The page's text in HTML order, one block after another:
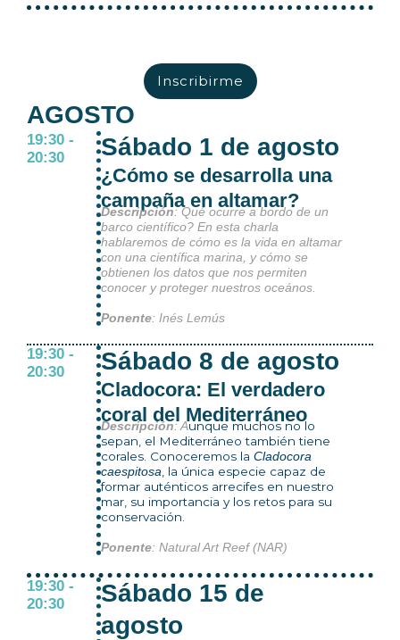
Inscribirme
AGOSTO
19:30 -
20:30
Sábado 1 de agosto
¿Cómo se desarrolla una
campaña en altamar?
Descripción : Qué ocurre a bordo de un
barco científico? En esta charla
hablaremos de cómo es la vida en altamar
con una científica marina, y cómo se
obtienen los datos que nos permiten
conocer y proteger nuestros oceános.
Ponente: Inés Lemús
19:30 -
20:30
Sábado 8 de agosto
Cladocora: El verdadero
coral del Mediterráneo
Descripción : Aunque muchos no lo
sepan, el Mediterráneo también tiene
corales. Conoceremos laCladocora
caespitosa , la única especie capaz de
formar auténticos arrecifes en nuestro
mar, su importancia y los retos para su
conservación.
Ponente: Natural Art Reef (NAR)
19:30 -
20:30
Sábado 15 de
agosto